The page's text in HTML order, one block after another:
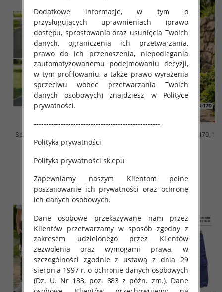
Spodnie chłopięce Roz 140-146,
1 kolor Paczka 5 szt
29.00 zł
Spodnie chłopięce Roz 146-170, 1
Dodatkowe informacje, w tym o
przysługujących uprawnieniach (prawo
dostępu, sprostowania oraz usunięcia Twoich
danych, ograniczenia ich przetwarzania,
prawo do ich przenoszenia, niepodlegania
zautomatyzowanemu podejmowaniu decyzji,
w tym profilowaniu, a także prawo wyrażenia
sprzeciwu wobec przetwarzania Twoich
danych osobowych) znajdziesz w Polityce
prywatności.
---------------------------------------------------
Polityka prywatności
Polityka prywatności sklepu
Zapewniamy naszym Klientom pełne
poszanowanie ich prywatności oraz ochronę
ich danych osobowych.
Dane osobowe przekazywane nam przez
Klientów przetwarzamy w sposób zgodny z
zakresem udzielonego przez Klientów
zezwolenia oraz wymogami prawa, w
szczególności zgodnie z ustawą z dnia 29
sierpnia 1997 r. o ochronie danych osobowych
(Dz. U. Nr 133, poz. 883 z późn. zm.). Dane